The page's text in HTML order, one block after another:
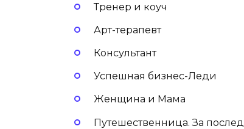
Тренер и коуч
Арт-терапевт
Консультант
Успешная бизнес-Леди
Женщина и Мама
Путешественница. За